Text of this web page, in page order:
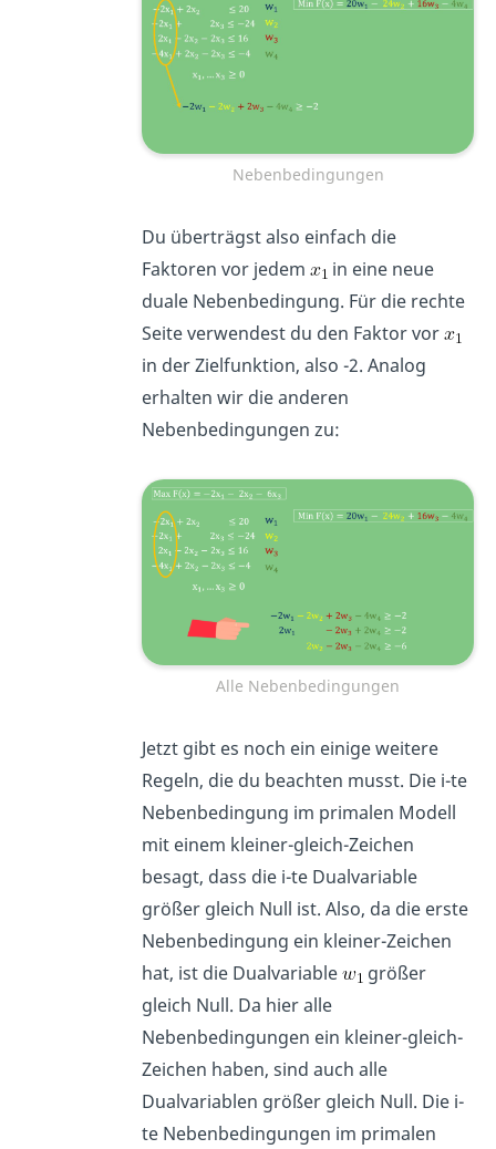
Nebenbedingungen
Du überträgst also einfach die
Faktoren vor jedem
in eine neue
duale Nebenbedingung. Für die rechte
Seite verwendest du den Faktor vor
in der Zielfunktion, also -2. Analog
erhalten wir die anderen
Nebenbedingungen zu:
Alle Nebenbedingungen
Jetzt gibt es noch ein einige weitere
Regeln, die du beachten musst. Die i-te
Nebenbedingung im primalen Modell
mit einem kleiner-gleich-Zeichen
besagt, dass die i-te Dualvariable
größer gleich Null ist. Also, da die erste
Nebenbedingung ein kleiner-Zeichen
hat, ist die Dualvariable
größer
gleich Null. Da hier alle
Nebenbedingungen ein kleiner-gleich-
Zeichen haben, sind auch alle
Dualvariablen größer gleich Null. Die i-
te Nebenbedingungen im primalen